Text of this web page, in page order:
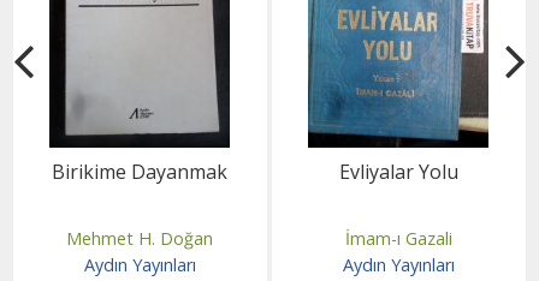
Birikime Dayanmak
Mehmet H. Doğan
Aydın Yayınları
Evliyalar Yolu
İmam-ı Gazali
Aydın Yayınları